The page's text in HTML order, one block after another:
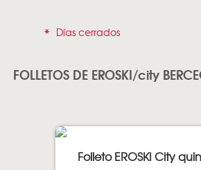
* Días cerrados
FOLLETOS DE EROSKI/city
Folleto EROSKI City